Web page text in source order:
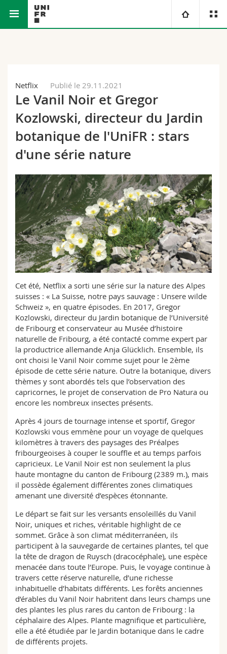
Campus
Recherche
Université
Formation continue
Théologie
Droit
Sciences économiques et sociales et management
Lettres et sciences humaines
Sciences de l'éducation et de la formation
Sciences et médecine
Interfacultaire
Vous êtes
Futurs étudiants
Etudiants
Médias
Chercheurs
Collaborateurs
Doctorants
Ressources
Annuaire du personnel
Plan d'accès
Bibliothèques
Webmail
Programme des cours
MyUnifr
Netflix Publié le 29.11.2021
Le Vanil Noir et Gregor
Kozlowski, directeur du Jardin
botanique de l'UniFR : stars
d'une série nature
Cet été, Netflix a sorti une série sur la nature des Alpes
suisses : « La Suisse, notre pays sauvage : Unsere wilde
Schweiz », en quatre épisodes. En 2017, Gregor
Kozlowski, directeur du Jardin botanique de l’Université
de Fribourg et conservateur au Musée d’histoire
naturelle de Fribourg, a été contacté comme expert par
la productrice allemande Anja Glücklich. Ensemble, ils
ont choisi le Vanil Noir comme sujet pour le 2ème
épisode de cette série nature. Outre la botanique, divers
thèmes y sont abordés tels que l’observation des
capricornes, le projet de conservation de Pro Natura ou
encore les nombreux insectes présents.
Après 4 jours de tournage intense et sportif, Gregor
Kozlowski vous emmène pour un voyage de quelques
kilomètres à travers des paysages des Préalpes
fribourgeoises à couper le souffle et au temps parfois
capricieux. Le Vanil Noir est non seulement la plus
haute montagne du canton de Fribourg (2389 m.), mais
il possède également différentes zones climatiques
amenant une diversité d’espèces étonnante.
Le départ se fait sur les versants ensoleillés du Vanil
Noir, uniques et riches, véritable highlight de ce
sommet. Grâce à son climat méditerranéen, ils
participent à la sauvegarde de certaines plantes, tel que
la tête de dragon de Ruysch (dracocéphale), une espèce
menacée dans toute l’Europe. Puis, le voyage continue à
travers cette réserve naturelle, d’une richesse
inhabituelle d’habitats différents. Les forêts anciennes
d’érables du Vanil Noir habritent dans leurs champs une
des plantes les plus rares du canton de Fribourg : la
céphalaire des Alpes. Plante magnifique et particulière,
elle a été étudiée par le Jardin botanique dans le cadre
de différents projets.